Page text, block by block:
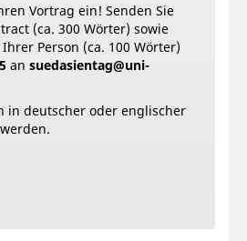
Vortrag ein! Senden Sie
(ca. 300 Wörter) sowie
Person (ca. 100 Wörter)
an suedasientag@uni-
in deutscher oder englischer